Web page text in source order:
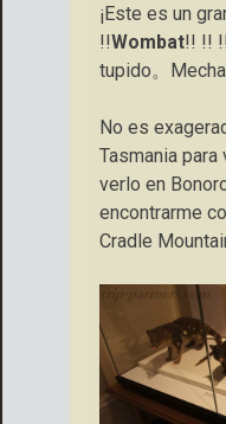
¡Este es un
!!Wombat!! !!
tupido。
No es
Tasmania
verlo en
encontrarme
Cradle